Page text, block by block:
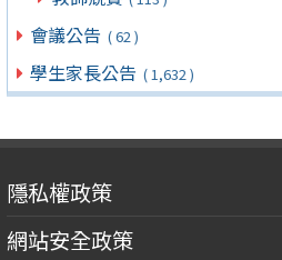
會議公告 ( 62 )
學生家長公告 ( 1,632 )
隱私權政策
網站安全政策